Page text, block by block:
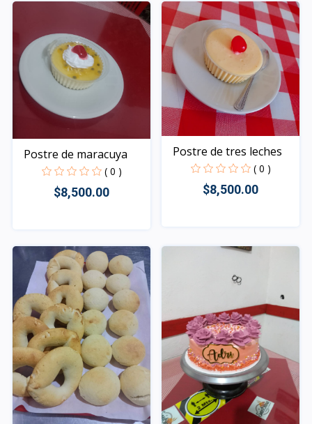
Postre de maracuya
( 0 )
$8,500.00
Rápido Vista
Postre de tres leches
( 0 )
$8,500.00